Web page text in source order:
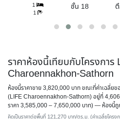
1
1
ชั้น 18
ราคาห้องนี้เทียบกับโครงการ
Charoennakhon-Sathorn
ห้องนี้ราคาขาย 3,820,000 บาท ขณะที่ค่าเฉลี่ยข
(LIFE Charoennakhon-Sathorn) อยู่ที่
ราคา 3,585,000 – 7,650,000 บาท) — ห้องนี้
คิดเป็นราคาต่อพื้นที่ 121,270 บาท/ตร.ม. (ค่าเฉลี่ยโคร